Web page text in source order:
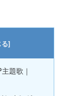
題歌｜